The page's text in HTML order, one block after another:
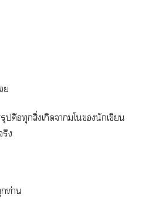
ย
ปคือทุกสิ่งเกิดาโนักเขียน
ง
ท่าน